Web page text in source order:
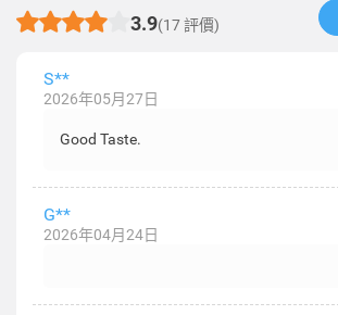
3.9(17 評價)
S**
2026年05月27日
Good Taste.
G**
2026年04月24日